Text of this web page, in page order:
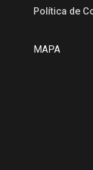
Política de
MAPA